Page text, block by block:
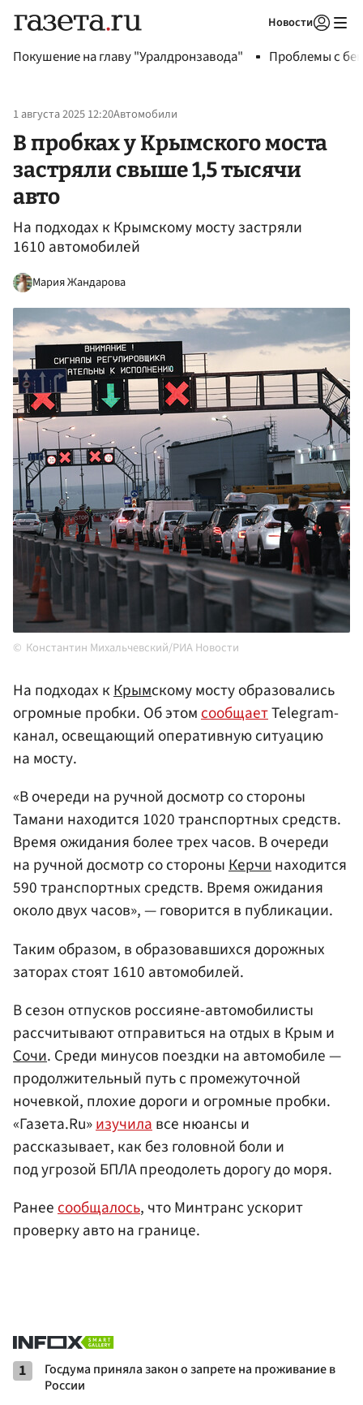
Новости
Покушение на главу "Уралдронзавода" Проблемы с
1 августа 2025 12:20Автомобили
В пробках у Крымского моста
застряли свыше 1,5 тысячи
авто
На подходах к Крымскому мосту застряли
1610 автомобилей
Мария Жандарова
Константин Михальчевский/РИА Новости
На подходах кКрымскому мосту образовались
огромные пробки. Об этомсообщаетTelegram-
канал, освещающий оперативную ситуацию
на мосту.
«В очереди на ручной досмотр со стороны
Тамани находится 1020 транспортных средств.
Время ожидания более трех часов. В очереди
на ручной досмотр со стороныКерчинаходится
590 транспортных средств. Время ожидания
около двух часов», — говорится в публикации.
Таким образом, в образовавшихся дорожных
заторах стоят 1610 автомобилей.
В сезон отпусков россияне-автомобилисты
рассчитывают отправиться на отдых в Крым и
Сочи. Среди минусов поездки на автомобиле —
продолжительный путь с промежуточной
ночевкой, плохие дороги и огромные пробки.
«Газета.Ru»изучилавсе нюансы и
рассказывает, как без головной боли и
под угрозой БПЛА преодолеть дорогу до моря.
Ранеесообщалось, что Минтранс ускорит
проверку авто на границе.
1
Госдума приняла закон о запрете на проживание в
России